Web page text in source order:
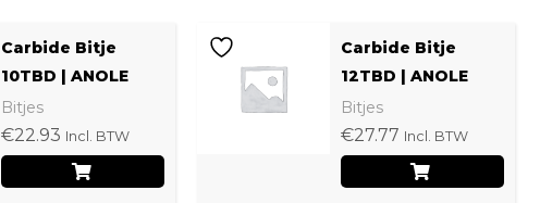
Carbide Bitje
10TBD | ANOLE
Bitjes
€22.93 Incl. BTW
Carbide Bitje
12TBD | ANOLE
Bitjes
€27.77 Incl. BTW